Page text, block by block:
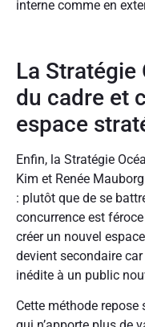
interne comme en
La Stratégie
du cadre et
espace
Enfin, la Stratégie
Kim et Renée
: plutôt que de se
concurrence est
créer un nouvel
devient secondaire
inédite à un public
Cette méthode